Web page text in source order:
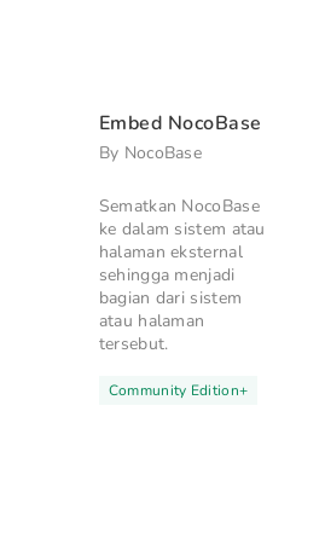
Embed NocoBase
By NocoBase
Sematkan NocoBase
ke dalam sistem atau
halaman eksternal
sehingga menjadi
bagian dari sistem
atau halaman
tersebut.
Community Edition+